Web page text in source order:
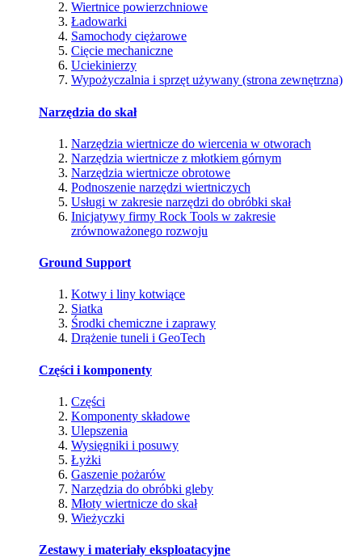
Wiertnice powierzchniowe
Ładowarki
Samochody ciężarowe
Cięcie mechaniczne
Uciekinierzy
Wypożyczalnia i sprzęt używany (strona zewnętrzna)
Narzędzia do skał
Narzędzia wiertnicze do wiercenia w otworach
Narzędzia wiertnicze z młotkiem górnym
Narzędzia wiertnicze obrotowe
Podnoszenie narzędzi wiertniczych
Usługi w zakresie narzędzi do obróbki skał
Inicjatywy firmy Rock Tools w zakresie
zrównoważonego rozwoju
Ground Support
Kotwy i liny kotwiące
Siatka
Środki chemiczne i zaprawy
Drążenie tuneli i GeoTech
Części i komponenty
Części
Komponenty składowe
Ulepszenia
Wysięgniki i posuwy
Łyżki
Gaszenie pożarów
Narzędzia do obróbki gleby
Młoty wiertnicze do skał
Wieżyczki
Zestawy i materiały eksploatacyjne